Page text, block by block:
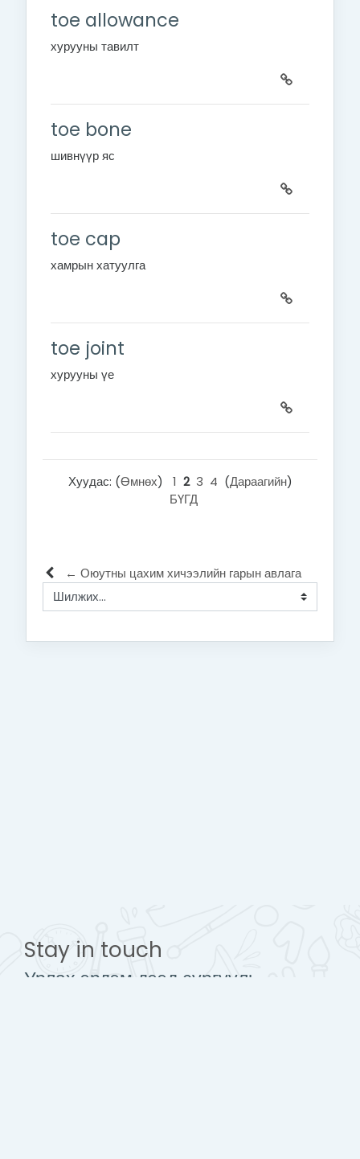
toe allowance
хурууны тавилт
toe bone
шивнүүр яс
toe cap
хамрын хатуулга
toe joint
хурууны үе
Хуудас: (Өмнөх) 1 2 3 4 (Дараагийн)
БҮГД
← Оюутны цахим хичээлийн гарын авлага
Шилжих...
Stay in touch
Урлах эрдэм дээд сургууль